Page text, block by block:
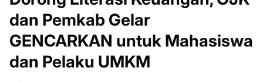
dan Pemkab Gelar
GENCARKAN untuk Mahasiswa
dan Pelaku UMKM